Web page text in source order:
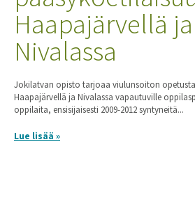
Haapajärvellä ja
Nivalassa
Jokilatvan opisto tarjoaa viulunsoiton
Haapajärvellä ja Nivalassa vapautuville
oppilaita, ensisijaisesti 2009-2012 syntyneitä...
Lue lisää »